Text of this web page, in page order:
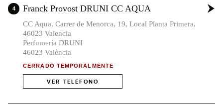
4 Franck Provost DRUNI CC AQUA
CC Aqua, Carrer de Menorca, 19, Local Planta Primera,
46023 Valencia
Perfumería DRUNI
46023 València
CERRADO TEMPORALMENTE
VER TELÉFONO